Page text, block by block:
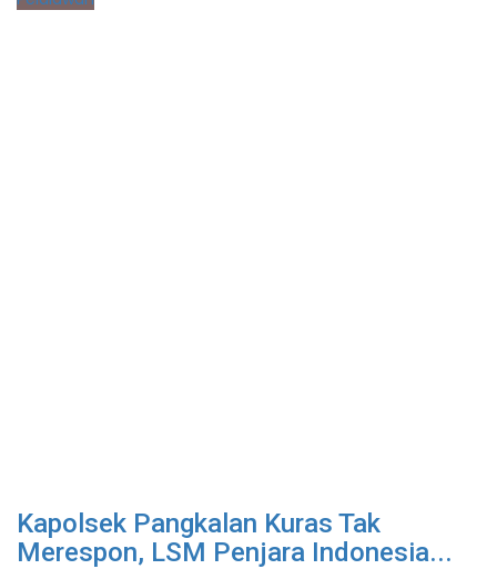
Kapolsek Pangkalan Kuras Tak
Merespon, LSM Penjara Indonesia...